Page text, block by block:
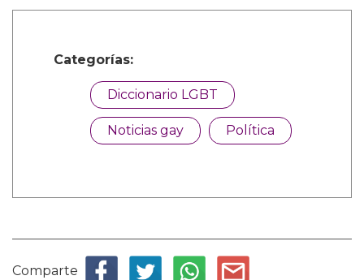
Categorías:
Diccionario LGBT
Noticias gay Política
Comparte